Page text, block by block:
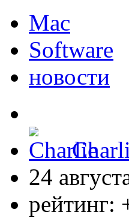
Mac
Software
новости
24
рейтинг: